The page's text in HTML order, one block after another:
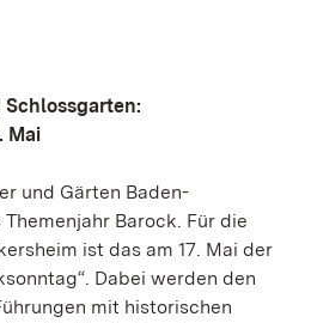
Mai
und Gärten Baden-
Barock. Für die
ist das am 17. Mai der
Dabei werden den
mit historischen